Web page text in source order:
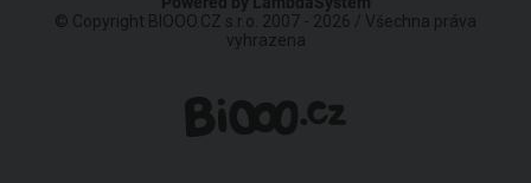
© Copyright BIOOO.CZ s.r.o. 2007 - 2026 / Všechna práva
vyhrazena